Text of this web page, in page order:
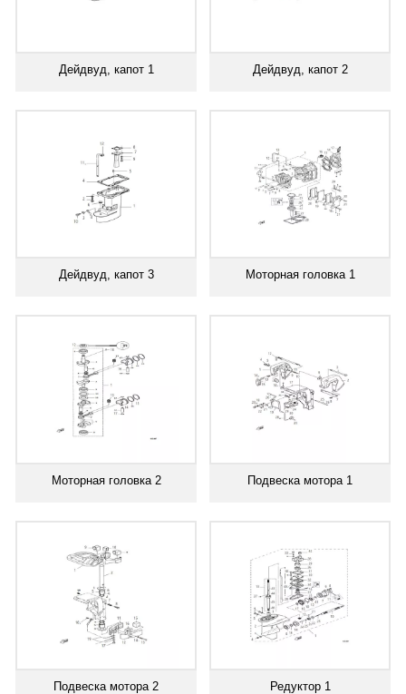
Дейдвуд, капот 1 Дейдвуд, капот 2
Дейдвуд, капот 3 Моторная головка 1
Моторная головка 2 Подвеска мотора 1
Подвеска мотора 2 Редуктор 1